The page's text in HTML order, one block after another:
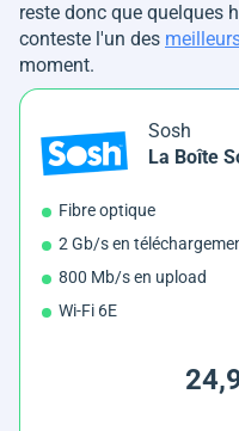
reste donc que quelques
conteste l'un des
moment.
Sosh
La Boîte
Fibre optique
2 Gb/s en
800 Mb/s en upload
Wi-Fi 6E